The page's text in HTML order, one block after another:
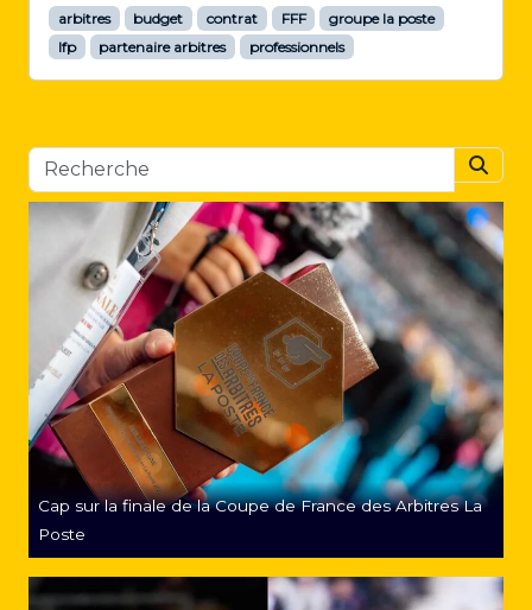
arbitres budget contrat FFF
groupe la poste
lfp
partenaire arbitres professionnels
Cap sur la finale de la Coupe de France des Arbitres La
Poste